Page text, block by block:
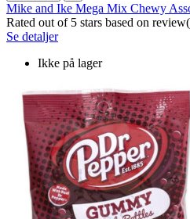
Mike and Ike Mega Mix Chewy
Rated out of 5 stars based on
Se detaljer
Ikke på lager